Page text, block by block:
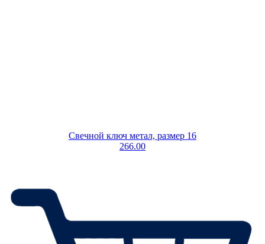
Свечной ключ метал, размер 16
266.00